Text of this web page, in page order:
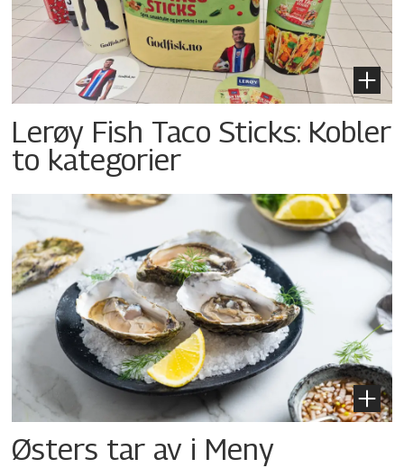
Lerøy Fish Taco Sticks: Kobler
to kategorier
Østers tar av i Meny